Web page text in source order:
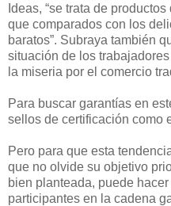
Ideas, “se trata de
que comparados con los
baratos”. Subraya también
situación de los
la miseria por el comercio
Para buscar garantías en
sellos de certificación como
Pero para que esta
que no olvide su objetivo
bien planteada, puede
participantes en la cadena